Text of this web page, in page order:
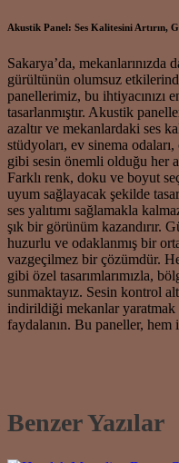
Akustik Panel: Ses Kalitesini Artırın,
Sakarya’da,
gürültünün olumsuz
panellerimiz, bu ihtiyacınızı
tasarlanmıştır. Akustik
azaltır ve mekanlardaki ses
stüdyoları, ev sinema
gibi sesin önemli olduğu her
Farklı renk, doku ve boyut
uyum sağlayacak şekilde
ses yalıtımı sağlamakla
şık bir görünüm kazandırır.
huzurlu ve odaklanmış bir
vazgeçilmez bir çözümdür.
gibi özel tasarımlarımızla,
sunmaktayız. Sesin kontrol
indirildiği mekanlar
faydalanın. Bu paneller, hem
Benzer Yazılar